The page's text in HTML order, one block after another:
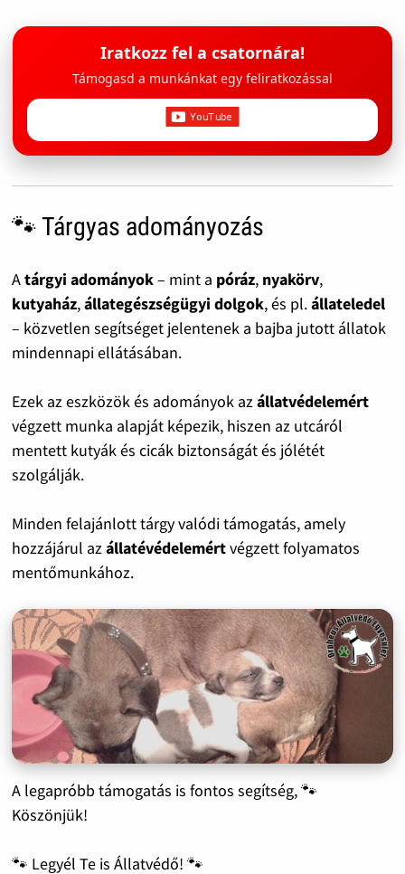
Iratkozz fel a csatornára!
Támogasd a munkánkat egy feliratkozással
🐾 Tárgyas adományozás
Atárgyi adományok– mint a póráz, nyakörv,
kutyaház,állategészségügyi dolgok, és pl.állateledel
– közvetlen segítséget jelentenek a bajba jutott állatok
mindennapi ellátásában.
Ezek az eszközök és adományok azállatvédelemért
végzett munka alapját képezik, hiszen az utcáról
mentett kutyák és cicák biztonságát és jólétét
szolgálják.
Minden felajánlott tárgy valódi támogatás, amely
hozzájárul azállatévédelemértvégzett folyamatos
mentőmunkához.
A legapróbb támogatás is fontos segítség, 🐾
Köszönjük!
🐾 Legyél Te is Állatvédő! 🐾